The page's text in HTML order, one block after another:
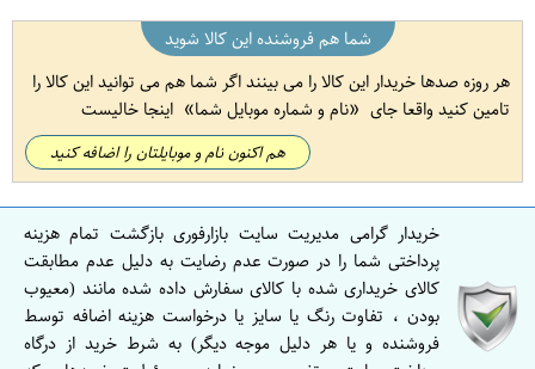
شما هم فروشنده این کالا شوید
هر روزه صدها خریدار این کالا را می بینند اگر شما هم می توانید این کالا را
تامین کنید واقعا جای
نام و شماره موبایل شما اینجا خالیست
هم اکنون نام و موبایلتان را اضافه کنید
خریدار گرامی مدیریت سایت بازارفوری بازگشت تمام هزینه
پرداختی شما را در صورت عدم رضایت به دلیل عدم مطابقت
کالای خریداری شده با کالای سفارش داده شده مانند (معیوب
بودن ، تفاوت رنگ یا سایز یا درخواست هزینه اضافه توسط
فروشنده و یا هر دلیل موجه دیگر) به شرط خرید از درگاه